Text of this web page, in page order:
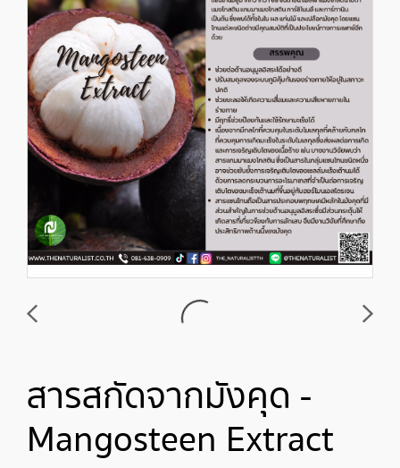
สารสกัดจากมังคุด -
Mangosteen Extract